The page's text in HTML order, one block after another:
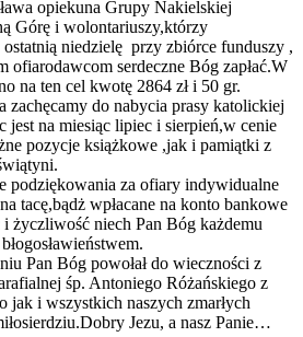
opiekuna Grupy Nakielskiej
Górę i wolontariuszy,którzy
niedzielę przy zbiórce funduszy ,
ofiarodawcom serdeczne Bóg zapłać.W
na ten cel kwotę 2864 zł i 50 gr.
zachęcamy do nabycia prasy katolickiej
jest na miesiąc lipiec i sierpień,w cenie
pozycje książkowe ,jak i pamiątki z
podziękowania za ofiary indywidualne
tacę,bądż wpłacane na konto bankowe
życzliwość niech Pan Bóg każdemu
Pan Bóg powołał do wieczności z
śp. Antoniego Różańskiego z
jak i wszystkich naszych zmarłych
Jezu, a nasz Panie…